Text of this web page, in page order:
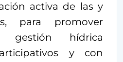
activa de las y
para promover
gestión hídrica
y con